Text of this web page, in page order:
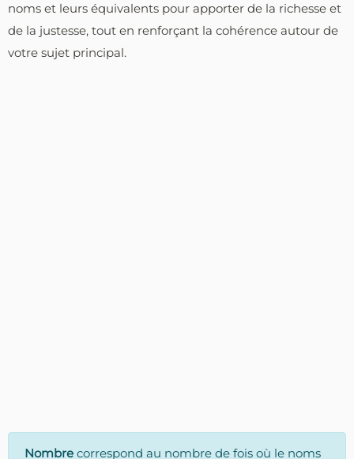
noms et leurs équivalents pour apporter de la richesse et
de la justesse, tout en renforçant la cohérence autour de
votre sujet principal.
Nombre correspond au nombre de fois où le noms